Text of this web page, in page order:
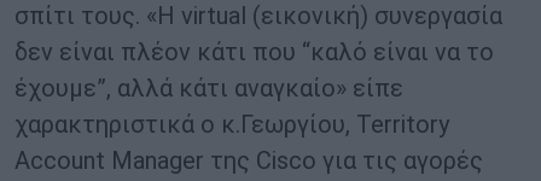
σπίτι τους. «Η virtual (εικονική) συνεργασία
δεν είναι πλέον κάτι που “καλό είναι να το
έχουμε”, αλλά κάτι αναγκαίο» είπε
χαρακτηριστικά ο κ.Γεωργίου, Territory
Account Manager της Cisco για τις αγορές